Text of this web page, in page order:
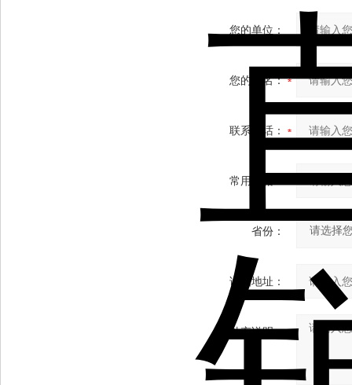
您的单位：
您的姓名：
联系电话：
常用邮箱：
省份：
详细地址：
补充说明：